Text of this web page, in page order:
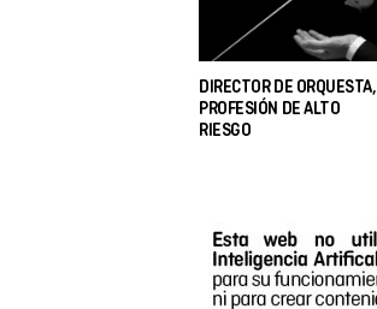
DIRECTOR DE ORQUESTA,
PROFESIÓN DE ALTO
RIESGO